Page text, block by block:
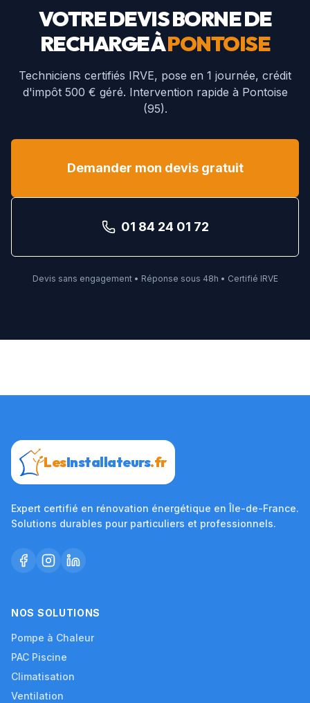
VOTRE DEVIS BORNE DE
RECHARGE ÀPONTOISE
Techniciens certifiés IRVE, pose en 1 journée, crédit
d'impôt 500 € géré. Intervention rapide à Pontoise
(95).
Demander mon devis gratuit
01 84 24 01 72
Devis sans engagement • Réponse sous 48h • Certifié IRVE
LesInstallateurs.fr
Expert certifié en rénovation énergétique en Île-de-France.
Solutions durables pour particuliers et professionnels.
NOS SOLUTIONS
Pompe à Chaleur
PAC Piscine
Climatisation
Ventilation